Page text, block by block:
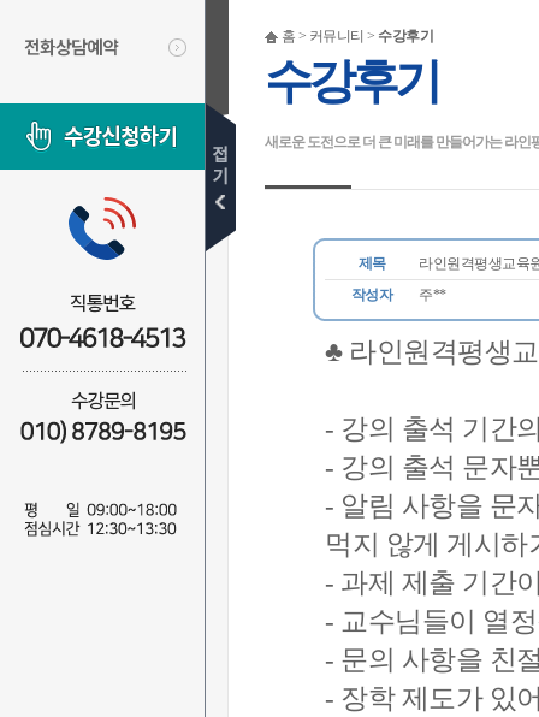
전화상담예약
커뮤니티
공지사항
학사일정
수강후기
장학후기
자주묻는질문
비회원
무료학습설계
홈 > 커뮤니티 > 수강후기
수강후기
새로운 도전으로 더 큰 미래를 만들어가는 라인
제목
라인원격평생교육
작성자
주**
♣ 라인원격평생
- 강의 출석 기간
- 강의 출석 문자
- 알림 사항을 문
먹지 않게 게시하
- 과제 제출 기간
- 교수님들이 열
- 문의 사항을 친
- 장학 제도가 있